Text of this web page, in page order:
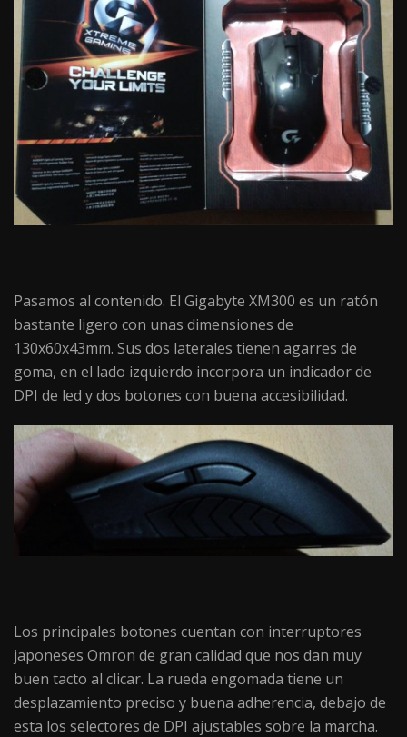
Pasamos al contenido. El Gigabyte XM300 es un ratón
bastante ligero con unas dimensiones de
130x60x43mm. Sus dos laterales tienen agarres de
goma, en el lado izquierdo incorpora un indicador de
DPI de led y dos botones con buena accesibilidad.
Los principales botones cuentan con interruptores
japoneses Omron de gran calidad que nos dan muy
buen tacto al clicar. La rueda engomada tiene un
desplazamiento preciso y buena adherencia, debajo de
esta los selectores de DPI ajustables sobre la marcha.